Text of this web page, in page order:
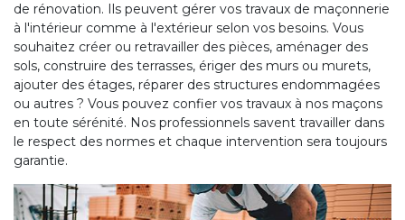
de rénovation. Ils peuvent gérer vos travaux de maçonnerie
à l'intérieur comme à l'extérieur selon vos besoins. Vous
souhaitez créer ou retravailler des pièces, aménager des
sols, construire des terrasses, ériger des murs ou murets,
ajouter des étages, réparer des structures endommagées
ou autres ? Vous pouvez confier vos travaux à nos maçons
en toute sérénité. Nos professionnels savent travailler dans
le respect des normes et chaque intervention sera toujours
garantie.